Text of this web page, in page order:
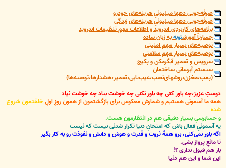
صرفه‌جویی دهها میلیونیِ هزینه‌های خودرو
صرفه‌جویی دهها میلیونیِ هزینه‌های زندگی
برنامه‌های کاربردی اندروید و اطلاعات مهمِ تنظیمات اندروید
جسارتاً آموزشتوبهبه زبان ساده
توصیه‌های بسیار مهم امنیتی
توصیه‌های بسیار مهم سلامتی
سرویس و تعمیر آبگرمکن و پکیج
سیستم آبرسانی ساختمان
(پمپ،مخزن،روشهای‌نصب،عیب‌یابی،تعمیر،هشدارها،توصیه‌ها)
دوستِ عزیز،چه باور کنی چه باور نکنی چه خوشت بیاد چه خوشت نیاد
همه ما آسمونی هستیم و شمارش معکوس برای بازگشتمون از همون روزِ اولِخلقتمون شروع
شده
و حسابرسیِ بسیار دقیقی هم در انتظارمون هست.
یه آسمونیِ فعال باش که امتحانِ دنیا تکرار شدنی نیست که نیست
اگه باور نمی‌کنی، برو همۀ ثروت و قدرت و هوش و دانش و نفوذت رو به کار بگیر
تا مانعِ پرواز بشی.
باز هم قبول نداری ؟!
این شما و این هم دنیا